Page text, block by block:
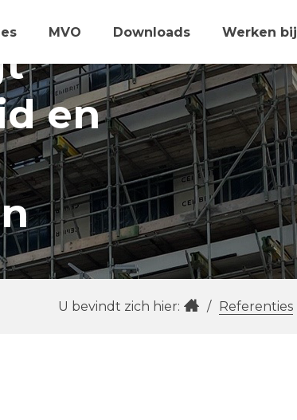
MVO Downloads Werken bij
en
U bevindt zich hier: / Referenties